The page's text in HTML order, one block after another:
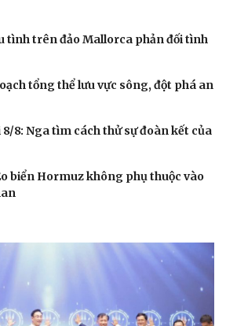
Tin Công nghệ
Chuyển đổi số
tình trên đảo Mallorca phản đối tình
tổng thể lưu vực sông, đột phá an
8/8: Nga tìm cách thử sự đoàn kết của
biển Hormuz không phụ thuộc vào